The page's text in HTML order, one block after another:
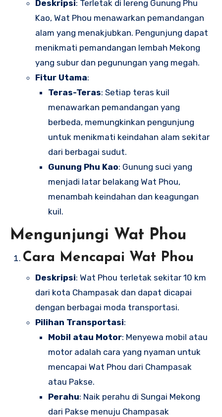
Deskripsi: Terletak di lereng Gunung Phu
Kao, Wat Phou menawarkan pemandangan
alam yang menakjubkan. Pengunjung dapat
menikmati pemandangan lembah Mekong
yang subur dan pegunungan yang megah.
Fitur Utama:
Teras-Teras: Setiap teras kuil
menawarkan pemandangan yang
berbeda, memungkinkan pengunjung
untuk menikmati keindahan alam sekitar
dari berbagai sudut.
Gunung Phu Kao: Gunung suci yang
menjadi latar belakang Wat Phou,
menambah keindahan dan keagungan
kuil.
Mengunjungi Wat Phou
Cara Mencapai Wat Phou
Deskripsi: Wat Phou terletak sekitar 10 km
dari kota Champasak dan dapat dicapai
dengan berbagai moda transportasi.
Pilihan Transportasi:
Mobil atau Motor: Menyewa mobil atau
motor adalah cara yang nyaman untuk
mencapai Wat Phou dari Champasak
atau Pakse.
Perahu: Naik perahu di Sungai Mekong
dari Pakse menuju Champasak